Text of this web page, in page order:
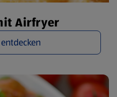
Airfryer